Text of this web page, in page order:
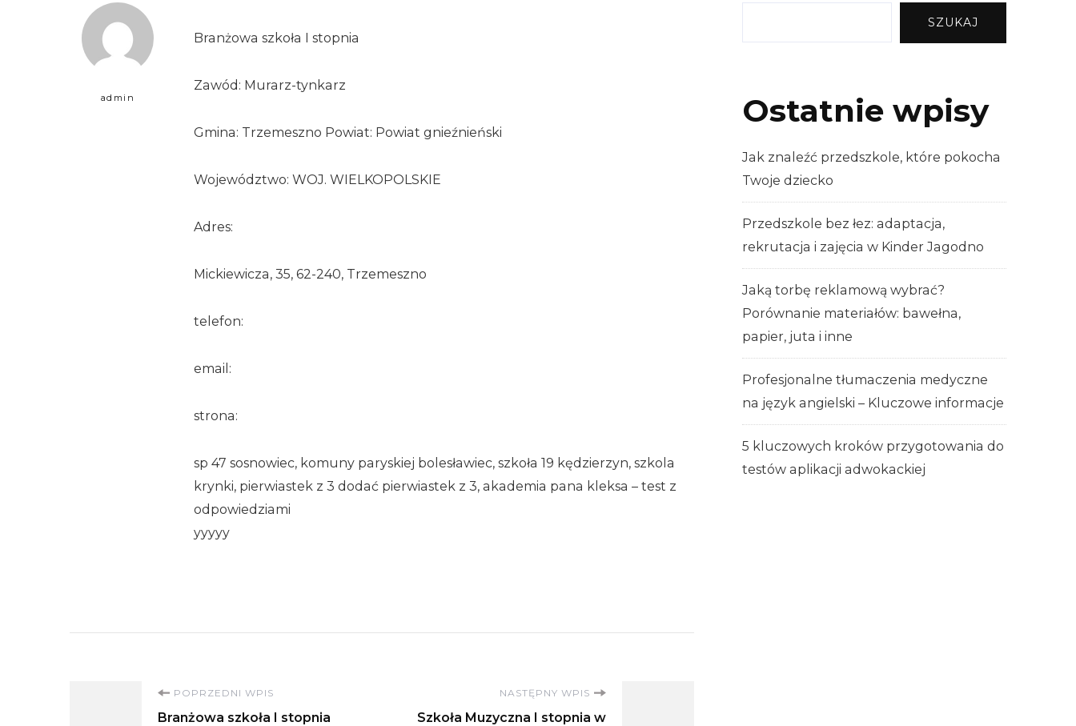
admin
Branżowa szkoła I stopnia
Zawód: Murarz-tynkarz
Gmina: Trzemeszno Powiat: Powiat gnieźnieński
Województwo: WOJ. WIELKOPOLSKIE
Adres:
Mickiewicza, 35, 62-240, Trzemeszno
telefon:
email:
strona:
sp 47 sosnowiec, komuny paryskiej bolesławiec, szkoła 19 kędzierzyn, szkola
krynki, pierwiastek z 3 dodać pierwiastek z 3, akademia pana kleksa – test z
odpowiedziami
yyyyy
Nawigacja
POPRZEDNI WPIS
Branżowa szkoła I stopnia
NASTĘPNY WPIS
Szkoła Muzyczna I stopnia w
SZUKAJ
Ostatnie wpisy
Jak znaleźć przedszkole, które pokocha
Twoje dziecko
Przedszkole bez łez: adaptacja,
rekrutacja i zajęcia w Kinder Jagodno
Jaką torbę reklamową wybrać?
Porównanie materiałów: bawełna,
papier, juta i inne
Profesjonalne tłumaczenia medyczne
na język angielski – Kluczowe informacje
5 kluczowych kroków przygotowania do
testów aplikacji adwokackiej